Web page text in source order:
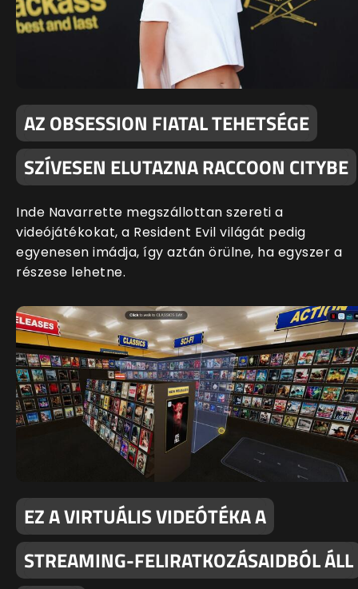
AZ OBSESSION FIATAL TEHETSÉGE
SZÍVESEN ELUTAZNA RACCOON CITYBE
Inde Navarrette megszállottan szereti a
videójátékokat, a Resident Evil világát pedig
egyenesen imádja, így aztán örülne, ha egyszer a
részese lehetne.
EZ A VIRTUÁLIS VIDEÓTÉKA A
STREAMING-FELIRATKOZÁSAIDBÓL ÁLL